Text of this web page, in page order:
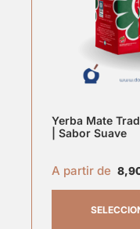
Yerba Mate
| Sabor Suave
A partir de